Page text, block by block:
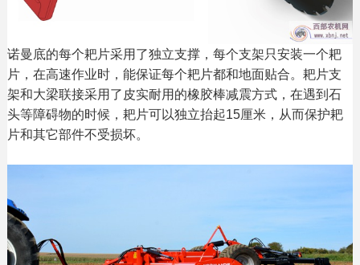
诺曼底的每个耙片采用了独立支撑，每个支架只安装一个耙
片，在高速作业时，能保证每个耙片都和地面贴合。耙片支
架和大梁联接采用了皮实耐用的橡胶棒减震方式，在遇到石
头等障碍物的时候，耙片可以独立抬起15厘米，从而保护耙
片和其它部件不受损坏。